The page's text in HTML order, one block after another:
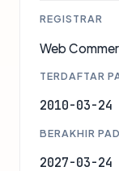
REGISTRAR
Web
TERDAFTAR
2010-03-24
BERAKHIR
2027-03-24